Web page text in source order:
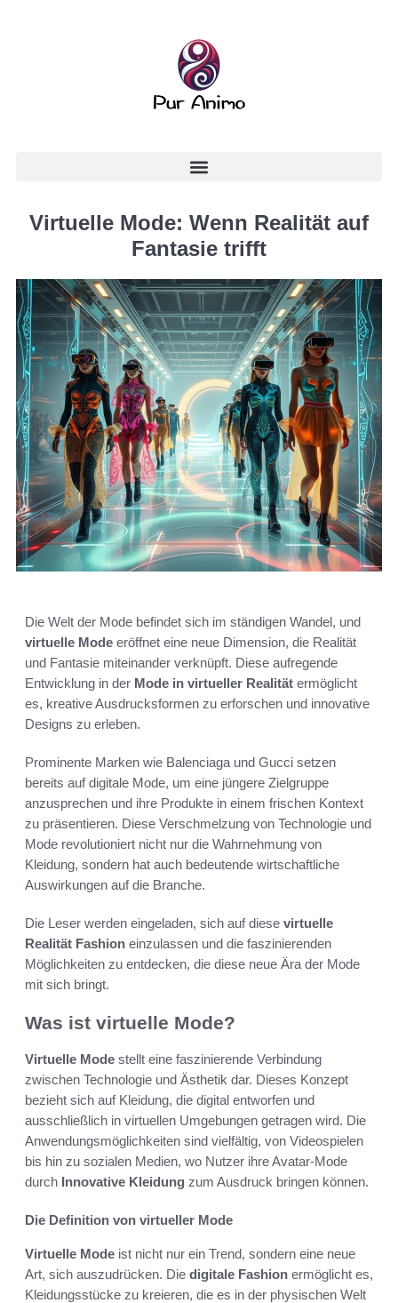
Virtuelle Mode: Wenn Realität auf
Fantasie trifft
Die Welt der Mode befindet sich im ständigen Wandel, und
virtuelle Mode eröffnet eine neue Dimension, die Realität
und Fantasie miteinander verknüpft. Diese aufregende
Entwicklung in der Mode in virtueller Realität ermöglicht
es, kreative Ausdrucksformen zu erforschen und innovative
Designs zu erleben.
Prominente Marken wie Balenciaga und Gucci setzen
bereits auf digitale Mode, um eine jüngere Zielgruppe
anzusprechen und ihre Produkte in einem frischen Kontext
zu präsentieren. Diese Verschmelzung von Technologie und
Mode revolutioniert nicht nur die Wahrnehmung von
Kleidung, sondern hat auch bedeutende wirtschaftliche
Auswirkungen auf die Branche.
Die Leser werden eingeladen, sich auf diese virtuelle
Realität Fashion einzulassen und die faszinierenden
Möglichkeiten zu entdecken, die diese neue Ära der Mode
mit sich bringt.
Was ist virtuelle Mode?
Virtuelle Mode stellt eine faszinierende Verbindung
zwischen Technologie und Ästhetik dar. Dieses Konzept
bezieht sich auf Kleidung, die digital entworfen und
ausschließlich in virtuellen Umgebungen getragen wird. Die
Anwendungsmöglichkeiten sind vielfältig, von Videospielen
bis hin zu sozialen Medien, wo Nutzer ihre Avatar-Mode
durch Innovative Kleidung zum Ausdruck bringen können.
Die Definition von virtueller Mode
Virtuelle Mode ist nicht nur ein Trend, sondern eine neue
Art, sich auszudrücken. Die digitale Fashion ermöglicht es,
Kleidungsstücke zu kreieren, die es in der physischen Welt